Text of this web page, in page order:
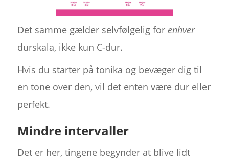
Det samme gælder selvfølgelig for enhver
durskala, ikke kun C-dur.
Hvis du starter på tonika og bevæger dig til
en tone over den, vil det enten være dur eller
perfekt.
Mindre intervaller
Det er her, tingene begynder at blive lidt